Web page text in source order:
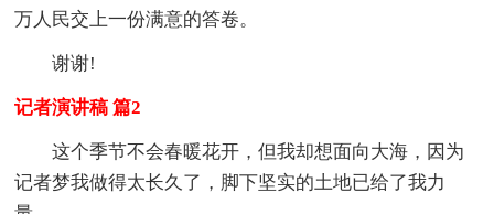
万人民交上一份满意的答卷。
谢谢!
记者演讲稿 篇2
这个季节不会春暖花开，但我却想面向大海，因为
记者梦我做得太长久了，脚下坚实的土地已给了我力